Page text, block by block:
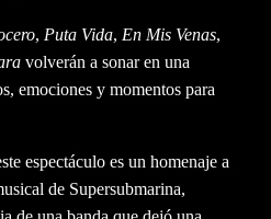
, Puta Vida, En Mis Venas,
volverán a sonar en una
emociones y momentos para
espectáculo es un homenaje a
de Supersubmarina,